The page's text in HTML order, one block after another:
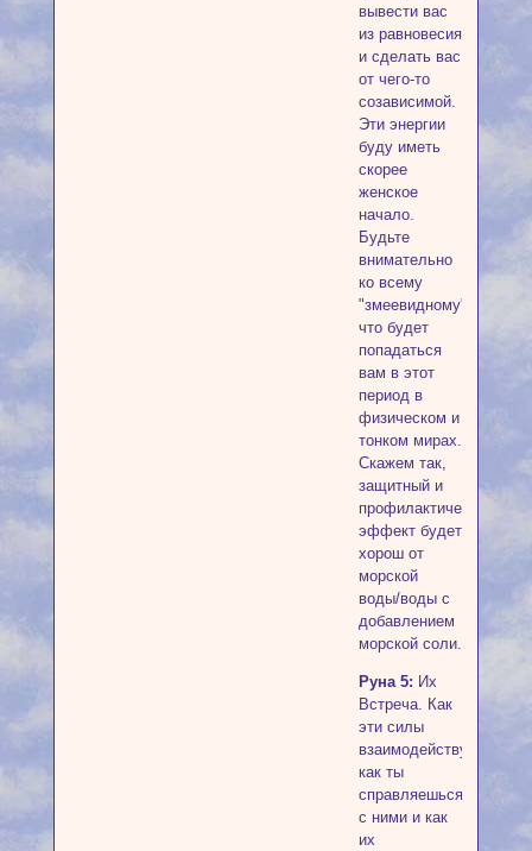
вывести вас
из равновесия
и сделать вас
от чего-то
созависимой.
Эти энергии
буду иметь
скорее
женское
начало.
Будьте
внимательно
ко всему
"змеевидному"
что будет
попадаться
вам в этот
период в
физическом и
тонком мирах.
Скажем так,
защитный и
профилактический
эффект будет
хорош от
морской
воды/воды с
добавлением
морской соли.
Руна 5: Их
Встреча. Как
эти силы
взаимодействуют,
как ты
справляешься
с ними и как
их